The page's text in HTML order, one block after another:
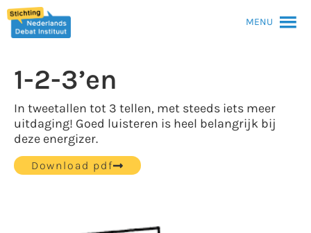
MENU
1-2-3’en
In tweetallen tot 3 tellen, met steeds iets meer
uitdaging! Goed luisteren is heel belangrijk bij
deze energizer.
Download pdf